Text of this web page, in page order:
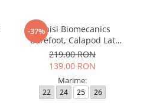
-37%
Tenisi Biomecanics
Barefoot, Calapod Lat
262190-E032 Rosa
219,00 RON
139,00 RON
Marime:
22 24 25 26